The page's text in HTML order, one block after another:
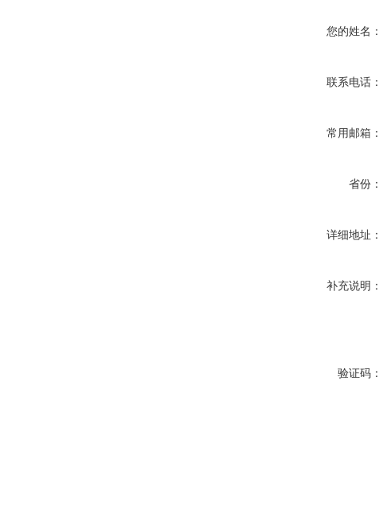
您的姓名：
联系电话：
常用邮箱：
省份：
详细地址：
补充说明：
验证码：